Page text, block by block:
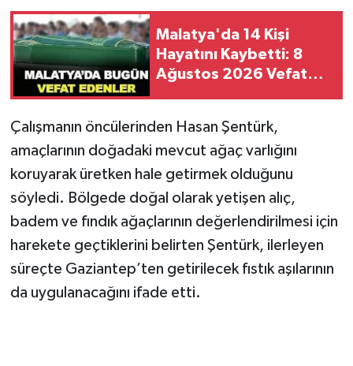
Malatya'da 14 Kişi
Hayatını Kaybetti: 8
Ağustos 2026 Vefat
Çalışmanın öncülerinden Hasan Şentürk,
amaçlarının doğadaki mevcut ağaç varlığını
koruyarak üretken hale getirmek olduğunu
söyledi. Bölgede doğal olarak yetişen alıç,
badem ve fındık ağaçlarının değerlendirilmesi için
harekete geçtiklerini belirten Şentürk, ilerleyen
süreçte Gaziantep’ten getirilecek fıstık aşılarının
da uygulanacağını ifade etti.